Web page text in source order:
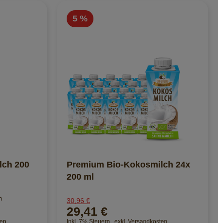
200
5 %
Premium Bio-Kokosmilch 24x
200 ml
30,96 €
29,41 €
Inkl. 7% Steuern , exkl. Versandkosten